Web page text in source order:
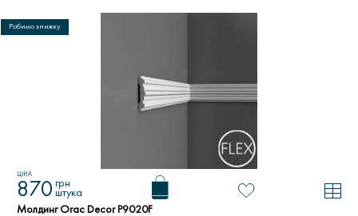
ЦІНА
870 грн
штука
Молдинг Orac Decor P9020F
Робимо знижку